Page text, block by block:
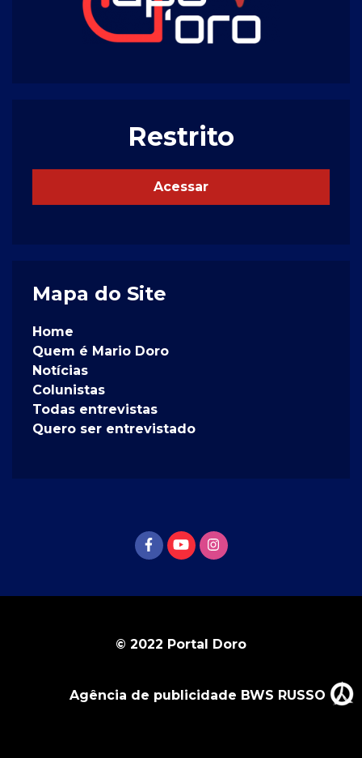
Restrito
Acessar
Mapa do Site
Home
Quem é Mario Doro
Notícias
Colunistas
Todas entrevistas
Quero ser entrevistado
© 2022 Portal Doro
Agência de publicidade BWS RUSSO